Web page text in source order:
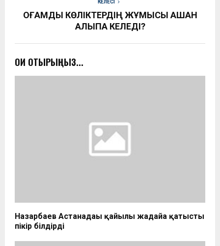
КЕЛЕСІ
ҚОҒАМДЫҚ КӨЛІКТЕРДІҢ ЖҰМЫСЫ ҚАШАН
ҚАЛЫПҚА КЕЛЕДІ?
ОҚИ ОТЫРЫҢЫЗ...
Назарбаев Астанадағы қайғылы жағдайға қатысты
пікір білдірді